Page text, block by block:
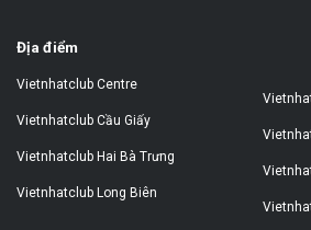
Địa điểm
Vietnhatclub Centre
Vietnhatclub Cầu Giấy
Vietnhatclub Hai Bà Trưng
Vietnhatclub Long Biên